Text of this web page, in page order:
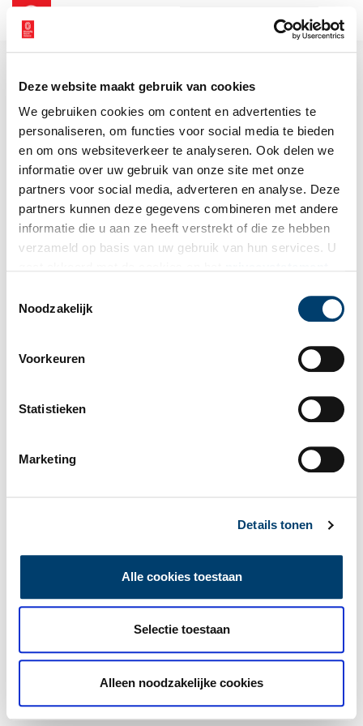
Deze website maakt gebruik van cookies
We gebruiken cookies om content en advertenties te
personaliseren, om functies voor social media te bieden
en om ons websiteverkeer te analyseren. Ook delen we
informatie over uw gebruik van onze site met onze
partners voor social media, adverteren en analyse. Deze
partners kunnen deze gegevens combineren met andere
informatie die u aan ze heeft verstrekt of die ze hebben
verzameld op basis van uw gebruik van hun services. U
Noodzakelijk
Voorkeuren
Statistieken
Marketing
Details tonen
Alle cookies toestaan
Selectie toestaan
Alleen noodzakelijke cookies